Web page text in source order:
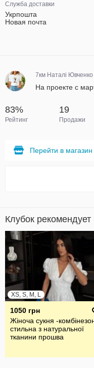
Служба доставки
Укрпошта
Новая почта
7км Наталі Ювченко
На проекте с
83%
Рейтинг
19
Продажи
Перейти в магазин
Клубок рекомендует
XS, S, M, L
1050 грн
Жіноча сукня -
стильна з натуральної
тканини прошва